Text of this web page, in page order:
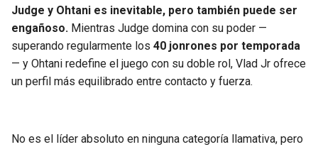
Judge y Ohtani es inevitable, pero también puede ser
engañoso. Mientras Judge domina con su poder —
superando regularmente los 40 jonrones por temporada
— y Ohtani redefine el juego con su doble rol, Vlad Jr ofrece
un perfil más equilibrado entre contacto y fuerza.
No es el líder absoluto en ninguna categoría llamativa, pero